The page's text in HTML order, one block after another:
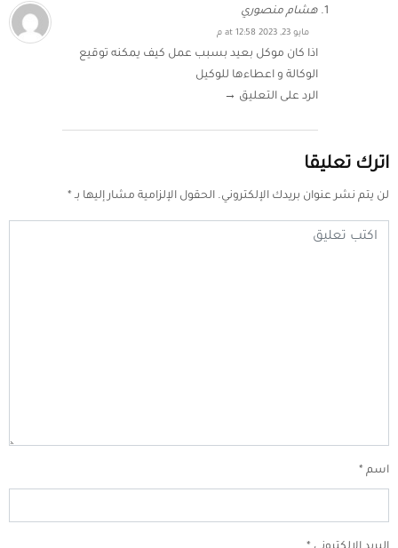
هشام منصوري
مايو 23, 2023 at 12:58 م
اذا كان موكل بعيد بسبب عمل كيف يمكنه توقيع
الوكالة و اعطاءها للوكيل
الرد على التعليق →
اترك تعليقا
لن يتم نشر عنوان بريدك الإلكتروني. الحقول الإلزامية مشار إليها بـ *
اسم *